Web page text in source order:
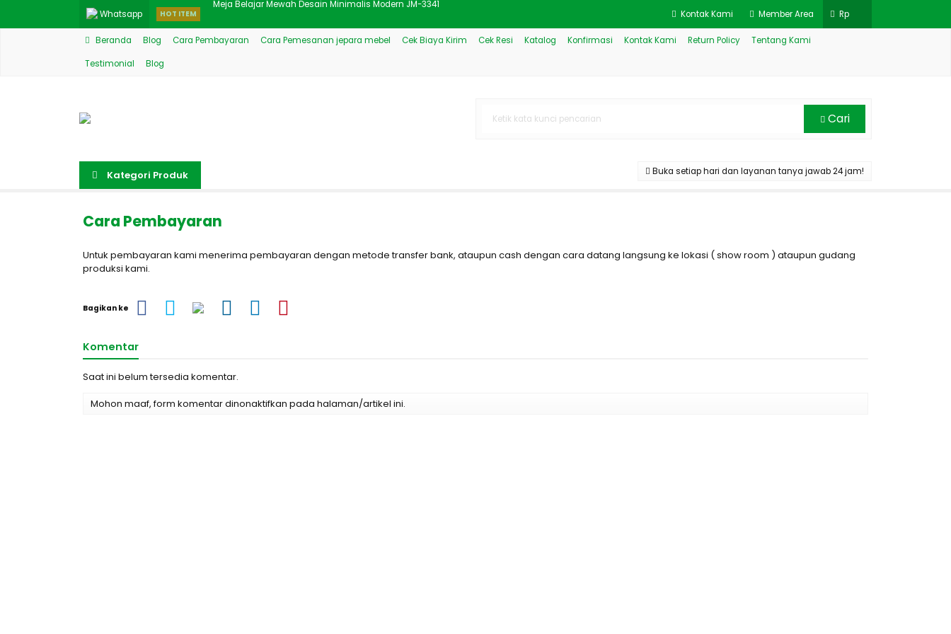
Whatsapp HOT ITEM
Best Meja Makan Mewah Klasik Ukir Gold Kombinasi J
Meja Belajar Mewah Desain Minimalis Modern JM-3341
Kontak Kami Member Area Rp
Beranda Blog Cara Pembayaran Cara Pemesanan jepara mebel Cek Biaya Kirim Cek Resi Katalog Konfirmasi Kontak Kami Return Policy Tentang Kami
Testimonial Blog
Cari
Kategori Produk Buka setiap hari dan layanan tanya jawab 24 jam!
Cara Pembayaran
Untuk pembayaran kami menerima pembayaran dengan metode transfer bank, ataupun cash dengan cara datang langsung ke lokasi ( show room ) ataupun gudang
produksi kami.
Bagikan ke
Komentar
Saat ini belum tersedia komentar.
Mohon maaf, form komentar dinonaktifkan pada halaman/artikel ini.